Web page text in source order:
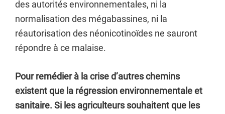
des autorités environnementales, ni la
normalisation des mégabassines, ni la
réautorisation des néonicotinoïdes ne sauront
répondre à ce malaise.
Pour remédier à la crise d’autres chemins
existent que la régression environnementale et
sanitaire. Si les agriculteurs souhaitent que les